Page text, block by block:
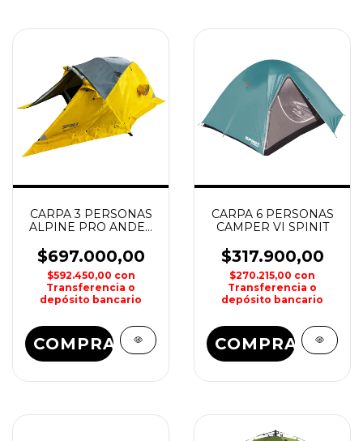
CARPA 3 PERSONAS
ALPINE PRO ANDES
$697.000,00
$592.450,00 con
Transferencia o
depósito bancario
COMPRAR
CARPA 6 PERSONAS
CAMPER VI SPINIT
$317.900,00
$270.215,00 con
Transferencia o
depósito bancario
COMPRAR